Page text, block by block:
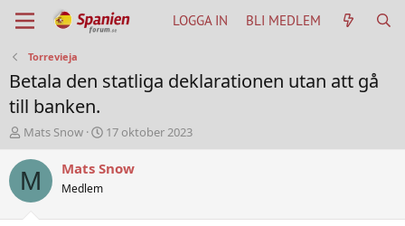
LOGGA IN BLI MEDLEM
Torrevieja
Betala den statliga deklarationen utan att gå
till banken.
T
h
r
e
Mats Snow
S
t
a
17 oktober 2023
M Mats Snow
Medlem